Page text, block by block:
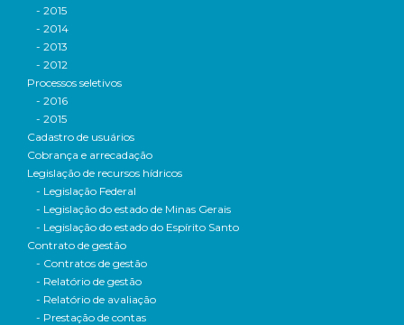
- 2015
- 2014
- 2013
- 2012
Processos seletivos
- 2016
- 2015
Cadastro de usuários
Cobrança e arrecadação
Legislação de recursos hídricos
- Legislação Federal
- Legislação do estado de Minas Gerais
- Legislação do estado do Espírito Santo
Contrato de gestão
- Contratos de gestão
- Relatório de gestão
- Relatório de avaliação
- Prestação de contas